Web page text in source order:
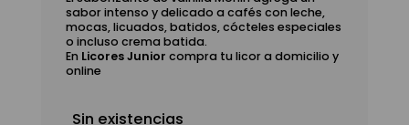
sabor intenso y delicado a cafés con leche,
mocas, licuados, batidos, cócteles especiales
o incluso crema batida.
En Licores Junior compra tu licor a domicilio y
online
Sin existencias